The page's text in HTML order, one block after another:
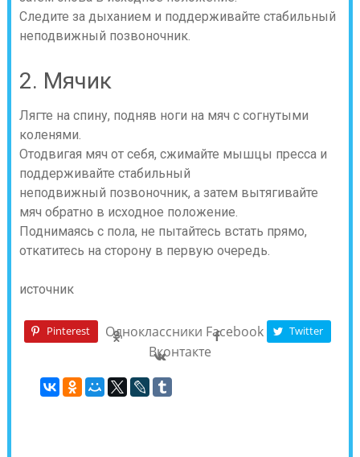
Следите за дыханием и поддерживайте стабильный
неподвижный позвоночник.
2. Мячик
Лягте на спину, подняв ноги на мяч с согнутыми
коленями.
Отодвигая мяч от себя, сжимайте мышцы пресса и
поддерживайте стабильный
неподвижный позвоночник, а затем вытягивайте
мяч обратно в исходное положение.
Поднимаясь с пола, не пытайтесь встать прямо,
откатитесь на сторону в первую очередь.
источник
Pinterest Одноклассники Facebook Twitter
Вконтакте